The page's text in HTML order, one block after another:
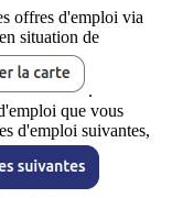
offres d'emploi via
situation de
.
que vous
d'emploi suivantes,